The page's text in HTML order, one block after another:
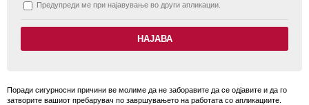
Предупреди ме при најавување во други апликации.
Поради сигурносни причини ве молиме да не заборавите да се одјавите и да го
затворите вашиот пребарувач по завршувањето на работата со апликациите.